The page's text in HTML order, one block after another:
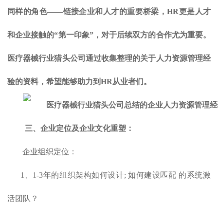
同样的角色——链接企业和人才的重要桥梁，HR更是人才
和企业接触的“第一印象”，对于后续双方的合作尤为重要。
医疗器械行业猎头公司通过收集整理的关于人力资源管理经
验的资料，希望能够助力到HR从业者们。
三、企业定位及企业文化重塑：
企业组织定位：
1、1-3年的组织架构如何设计; 如何建设匹配 的系统激
活团队？